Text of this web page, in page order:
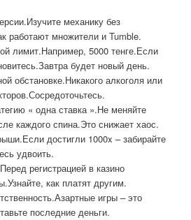
механику без
работают множители и Tumble.
лимит.Например, 5000 тенге.Если
будет новый день.
обстановке.Никакого алкоголя или
« одна ставка ».Не меняйте
каждого спина.Это снижает хаос.
достигли 1000x – забирайте
удвоить.
регистрацией в казино
как платят другим.
игры – это
последние деньги.